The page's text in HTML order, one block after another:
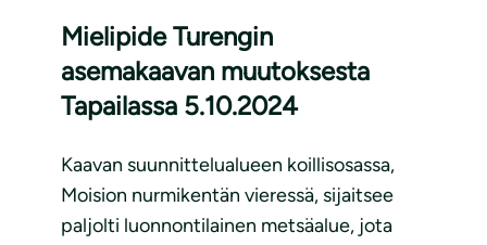
Mielipide Turengin
asemakaavan muutoksesta
Tapailassa 5.10.2024
Kaavan suunnittelualueen koillisosassa,
Moision nurmikentän vieressä, sijaitsee
paljolti luonnontilainen metsäalue, jota